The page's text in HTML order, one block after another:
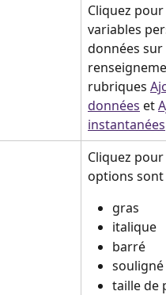
Cliquez
variables
données
rubriques
données et
instantanées
Cliquez
options sont
gras
italique
barré
souligné
taille de